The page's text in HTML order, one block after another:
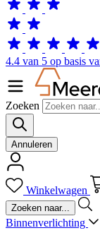
4.4 van 5 op basis
Zoeken
Annuleren
Winkelwagen
Binnenverlichting